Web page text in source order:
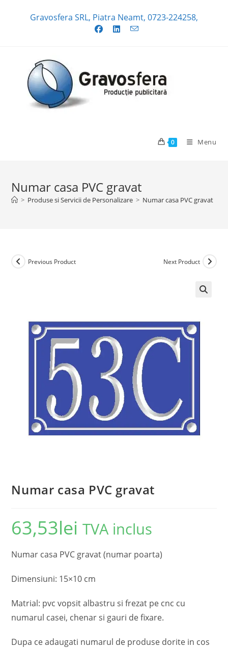
Gravosfera SRL, Piatra Neamt, 0723-224258,
0 Menu
Numar casa PVC gravat
> Produse si Servicii de Personalizare > Numar casa PVC gravat
Previous Product Next Product
Numar casa PVC gravat
63,53lei TVA inclus
Numar casa PVC gravat (numar poarta)
Dimensiuni: 15×10 cm
Matrial: pvc vopsit albastru si frezat pe cnc cu
numarul casei, chenar si gauri de fixare.
Dupa ce adaugati numarul de produse dorite in cos